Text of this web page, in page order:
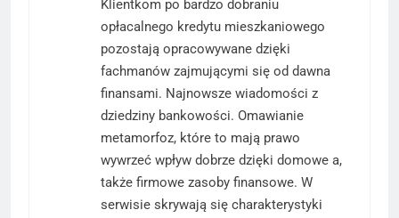
Klientkom po bardzo dobraniu
opłacalnego kredytu mieszkaniowego
pozostają opracowywane dzięki
fachmanów zajmującymi się od dawna
finansami. Najnowsze wiadomości z
dziedziny bankowości. Omawianie
metamorfoz, które to mają prawo
wywrzeć wpływ dobrze dzięki domowe a,
także firmowe zasoby finansowe. W
serwisie skrywają się charakterystyki